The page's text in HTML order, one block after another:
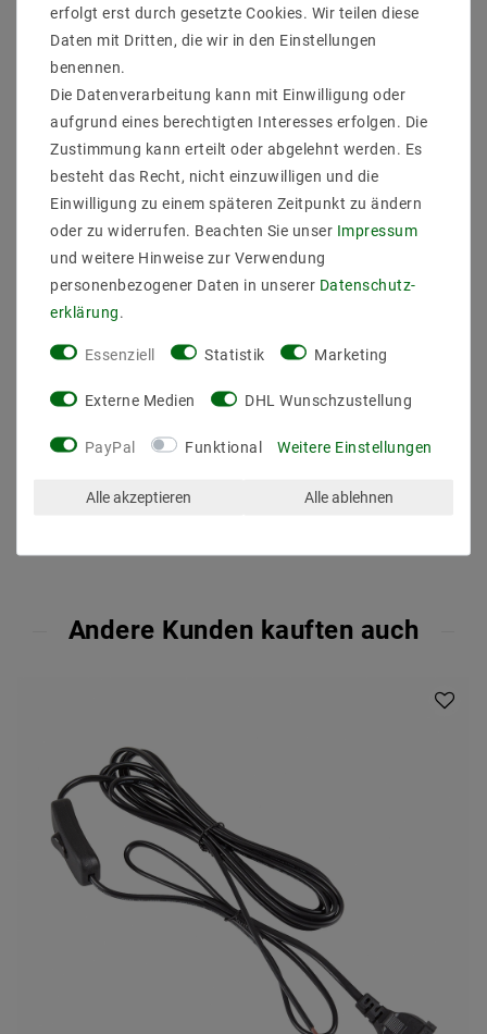
Dieser DMX Decoder dient der Ansteuerung von
RGB/RGBW-LEDs, RGB /RGBW LED Leisten oder
Modulen über DMX 512.
Der Decoder verarbeitet das standardisierte DMX 512
Protokoll und steuert über 4 Kanäle ( rot, grün, blau,
weiß) bis 256 Stufen.
Diese Decoder gibt eine RJ45 für DMX Signal-Eingang
eine RJ45 für DMX Signal-Ausgang.
Ausgangstrom 4 x 4A (insgesamt 16A )
Gewicht 340g
Andere Kunden kauften auch
erfolgt erst durch gesetzte Cookies. Wir teilen diese
Daten mit Dritten, die wir in den Einstellungen
benennen.
Die Datenverarbeitung kann mit Einwilligung oder
aufgrund eines berechtigten Interesses erfolgen. Die
Zustimmung kann erteilt oder abgelehnt werden. Es
besteht das Recht, nicht einzuwilligen und die
Einwilligung zu einem späteren Zeitpunkt zu ändern
oder zu widerrufen. Beachten Sie unser Impressum
und weitere Hinweise zur Verwendung
personenbezogener Daten in unserer Daten­schutz­
erklärung
Essenziell Statistik Marketing
Externe Medien DHL Wunschzustellung
PayPal Funktional Weitere Einstellungen
Alle akzeptieren Alle ablehnen